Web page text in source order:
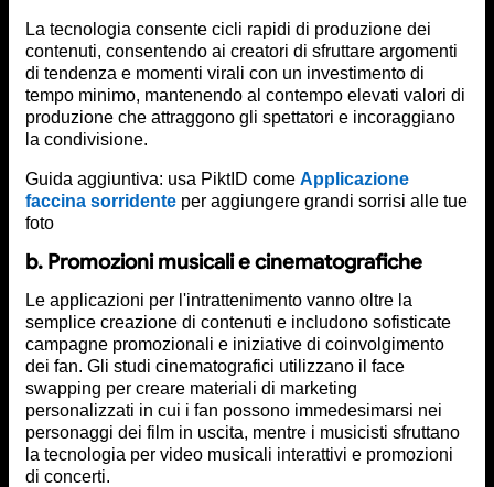
La tecnologia consente cicli rapidi di produzione dei
contenuti, consentendo ai creatori di sfruttare argomenti
di tendenza e momenti virali con un investimento di
tempo minimo, mantenendo al contempo elevati valori di
produzione che attraggono gli spettatori e incoraggiano
la condivisione.
Guida aggiuntiva: usa PiktID come Applicazione
faccina sorridente per aggiungere grandi sorrisi alle tue
foto
b. Promozioni musicali e cinematografiche
Le applicazioni per l'intrattenimento vanno oltre la
semplice creazione di contenuti e includono sofisticate
campagne promozionali e iniziative di coinvolgimento
dei fan. Gli studi cinematografici utilizzano il face
swapping per creare materiali di marketing
personalizzati in cui i fan possono immedesimarsi nei
personaggi dei film in uscita, mentre i musicisti sfruttano
la tecnologia per video musicali interattivi e promozioni
di concerti.